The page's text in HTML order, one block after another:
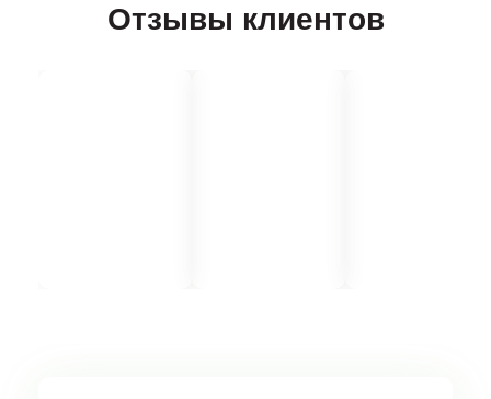
Отзывы клиентов